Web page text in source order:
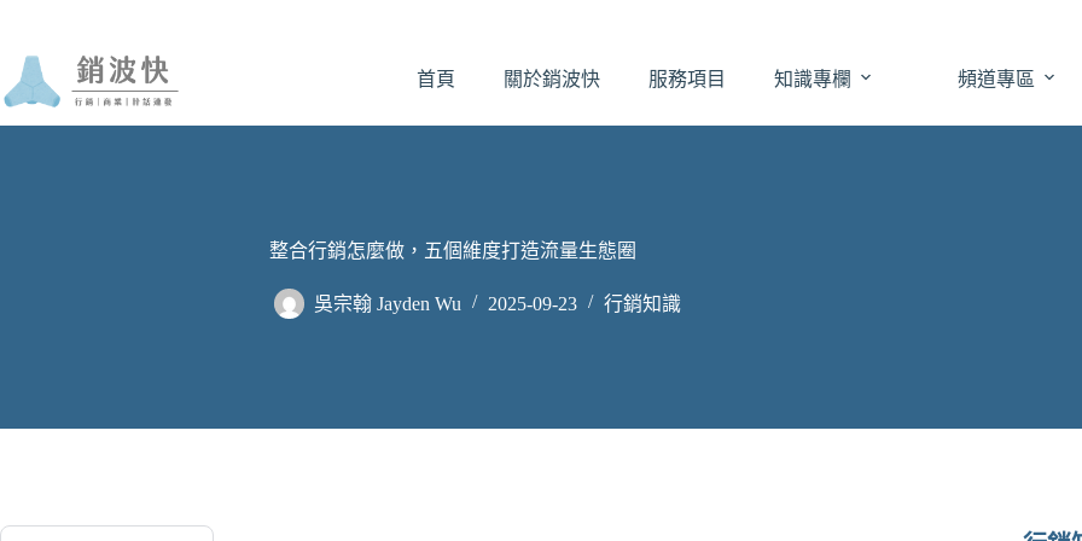
主
要
首頁 關於銷波快 服務項目 知識專欄 頻道專區
整合行銷怎麼做，五個維度打造流量生態圈
吳宗翰 Jayden Wu 2025-09-23 行銷知識